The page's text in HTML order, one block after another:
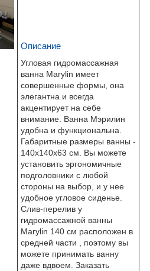
Описание
Угловая гидромассажная
ванна Marylin имеет
совершенные формы, она
элегантна и всегда
акцентирует на себе
внимание. Ванна Мэрилин
удобна и функциональна.
Габаритные размеры ванны -
140x140x63 см. Вы можете
установить эргономичные
подголовники с любой
стороны на выбор, и у нее
удобное угловое сиденье.
Слив-перелив у
гидромассажной ванны
Marylin 140 см расположен в
средней части , поэтому вы
можете принимать ванну
даже вдвоем. Заказать